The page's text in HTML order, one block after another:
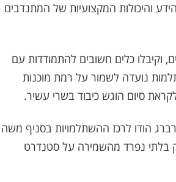
והיכולות המקצועיות של המתנדבים
וקיבלו כלים חשובים להתמודדות עם
נועדה לשמור על רמת מוכנות
סיום הוגש כיבוד בשרי עשיר.
הודו לרכז ההשתלמויות בסניף משה
בלתי נפרד מהשמירה על סטנדרט